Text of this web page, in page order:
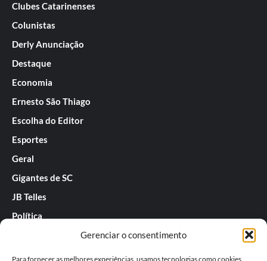
Gerenciar o consentimento
Para fornecer as melhores experiências, usamos tecnologias como cookies
Clubes Catarinenses
Colunistas
Derly Anunciação
Destaque
Economia
Ernesto São Thiago
Escolha do Editor
Esportes
Geral
Gigantes de SC
JB Telles
Política
Rafael Guarnieri